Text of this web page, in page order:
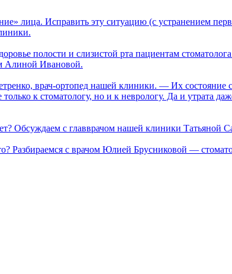
лица. Исправить эту ситуацию (с устранением
полости и слизистой рта пациентам
Алиной Ивановой.
врач-ортопед нашей клиники. — Их состояние
к стоматологу, но и к неврологу. Да и утрата
Обсуждаем с главврачом нашей клиники Татьяной
Разбираемся с врачом Юлией Брусниковой —